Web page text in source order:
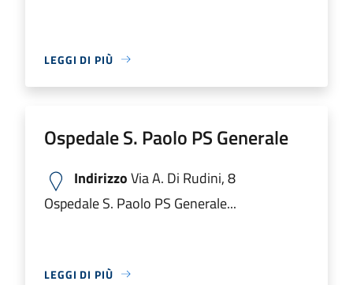
LEGGI DI PIÙ
Ospedale S. Paolo PS Generale
IndirizzoVia A. Di Rudini, 8
Ospedale S. Paolo PS Generale...
LEGGI DI PIÙ